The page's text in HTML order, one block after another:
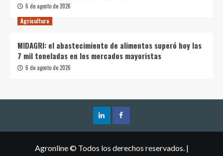
6 de agosto de 2026
Agricultura
MIDAGRI: el abastecimiento de alimentos superó hoy las
7 mil toneladas en los mercados mayoristas
6 de agosto de 2026
Agronline © Todos los derechos reservados. |